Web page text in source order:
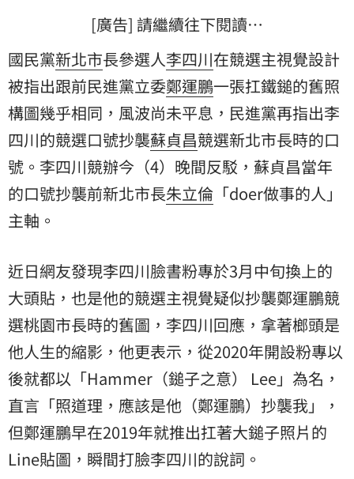
[廣告] 請繼續往下閱讀…
國民黨新北市長參選人李四川在競選主視覺設計
被指出跟前民進黨立委鄭運鵬一張扛鐵鎚的舊照
構圖幾乎相同，風波尚未平息，民進黨再指出李
四川的競選口號抄襲蘇貞昌競選新北市長時的口
號。李四川競辦今（4）晚間反駁，蘇貞昌當年
的口號抄襲前新北市長朱立倫 「doer做事的人」
主軸。
近日網友發現李四川臉書粉專於3月中旬換上的
大頭貼，也是他的競選主視覺疑似抄襲鄭運鵬競
選桃園市長時的舊圖，李四川回應，拿著榔頭是
他人生的縮影，他更表示，從2020年開設粉專以
後就都以「Hammer（鎚子之意） Lee」為名，
直言「照道理，應該是他（鄭運鵬）抄襲我」，
但鄭運鵬早在2019年就推出扛著大鎚子照片的
Line貼圖，瞬間打臉李四川的說詞。